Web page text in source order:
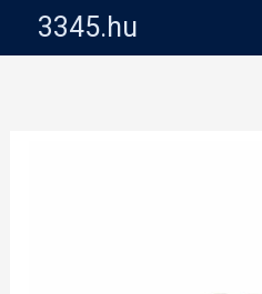
3345.hu